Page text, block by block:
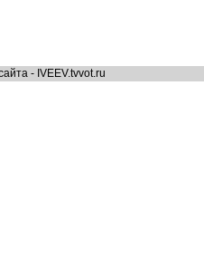
- IVEEV.tvvot.ru